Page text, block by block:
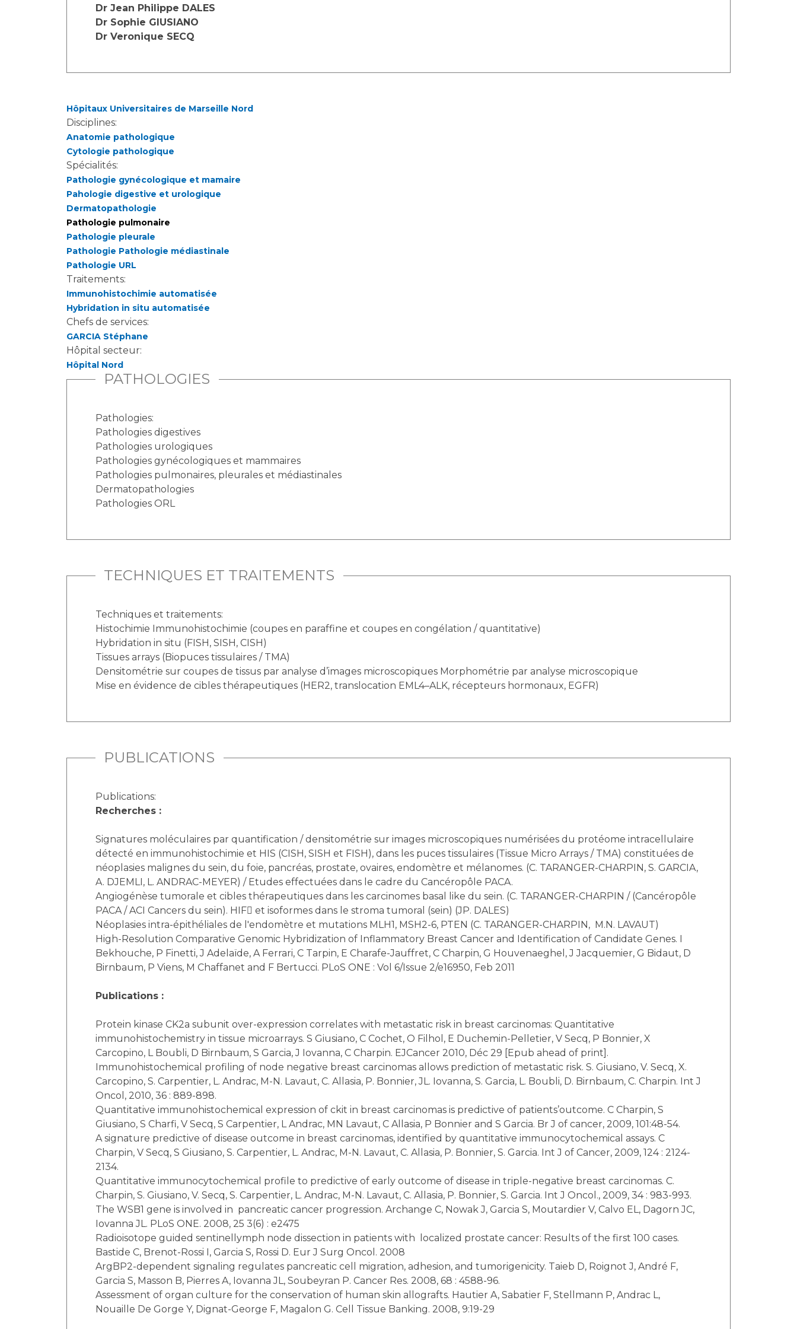
Laïcité et cultes
Les associations
Livret d'accueil
Transports sanitaires
Les structures de recherche
Dr Jean Philippe DALES
Dr Sophie GIUSIANO
Dr Veronique SECQ
Hôpitaux Universitaires de Marseille Nord
Disciplines:
Anatomie pathologique
Cytologie pathologique
Spécialités:
Pathologie gynécologique et mamaire
Pahologie digestive et urologique
Dermatopathologie
Pathologie pulmonaire
Pathologie pleurale
Pathologie Pathologie médiastinale
Pathologie URL
Traitements:
Immunohistochimie automatisée
Hybridation in situ automatisée
Chefs de services:
GARCIA Stéphane
Hôpital secteur:
Hôpital Nord
PATHOLOGIES
Pathologies:
Pathologies digestives
Pathologies urologiques
Pathologies gynécologiques et mammaires
Pathologies pulmonaires, pleurales et médiastinales
Dermatopathologies
Pathologies ORL
TECHNIQUES ET TRAITEMENTS
Techniques et traitements:
Histochimie Immunohistochimie (coupes en paraffine et coupes en congélation / quantitative)
Hybridation in situ (FISH, SISH, CISH)
Tissues arrays (Biopuces tissulaires / TMA)
Densitométrie sur coupes de tissus par analyse d’images microscopiques Morphométrie par analyse microscopique
Mise en évidence de cibles thérapeutiques (HER2, translocation EML4–ALK, récepteurs hormonaux, EGFR)
PUBLICATIONS
Publications:
Recherches :
Signatures moléculaires par quantification / densitométrie sur images microscopiques numérisées du protéome intracellulaire
détecté en immunohistochimie et HIS (CISH, SISH et FISH), dans les puces tissulaires (Tissue Micro Arrays / TMA) constituées de
néoplasies malignes du sein, du foie, pancréas, prostate, ovaires, endomètre et mélanomes. (C. TARANGER-CHARPIN, S. GARCIA,
A. DJEMLI, L. ANDRAC-MEYER) / Etudes effectuées dans le cadre du Cancéropôle PACA.
Angiogénèse tumorale et cibles thérapeutiques dans les carcinomes basal like du sein. (C. TARANGER-CHARPIN / (Cancéropôle
PACA / ACI Cancers du sein). HIF et isoformes dans le stroma tumoral (sein) (JP. DALES)
Néoplasies intra-épithéliales de l'endomètre et mutations MLH1, MSH2-6, PTEN (C. TARANGER-CHARPIN, M.N. LAVAUT)
High-Resolution Comparative Genomic Hybridization of Inflammatory Breast Cancer and Identification of Candidate Genes. I
Bekhouche, P Finetti, J Adelaïde, A Ferrari, C Tarpin, E Charafe-Jauffret, C Charpin, G Houvenaeghel, J Jacquemier, G Bidaut, D
Birnbaum, P Viens, M Chaffanet and F Bertucci. PLoS ONE : Vol 6/Issue 2/e16950, Feb 2011
Publications :
Protein kinase CK2a subunit over-expression correlates with metastatic risk in breast carcinomas: Quantitative
immunohistochemistry in tissue microarrays. S Giusiano, C Cochet, O Filhol, E Duchemin-Pelletier, V Secq, P Bonnier, X
Carcopino, L Boubli, D Birnbaum, S Garcia, J Iovanna, C Charpin. EJCancer 2010, Déc 29 [Epub ahead of print].
Immunohistochemical profiling of node negative breast carcinomas allows prediction of metastatic risk. S. Giusiano, V. Secq, X.
Carcopino, S. Carpentier, L. Andrac, M-N. Lavaut, C. Allasia, P. Bonnier, JL. Iovanna, S. Garcia, L. Boubli, D. Birnbaum, C. Charpin. Int J
Oncol, 2010, 36 : 889-898.
Quantitative immunohistochemical expression of ckit in breast carcinomas is predictive of patients’outcome. C Charpin, S
Giusiano, S Charfi, V Secq, S Carpentier, L Andrac, MN Lavaut, C Allasia, P Bonnier and S Garcia. Br J of cancer, 2009, 101:48-54.
A signature predictive of disease outcome in breast carcinomas, identified by quantitative immunocytochemical assays. C
Charpin, V Secq, S Giusiano, S. Carpentier, L. Andrac, M-N. Lavaut, C. Allasia, P. Bonnier, S. Garcia. Int J of Cancer, 2009, 124 : 2124-
2134.
Quantitative immunocytochemical profile to predictive of early outcome of disease in triple-negative breast carcinomas. C.
Charpin, S. Giusiano, V. Secq, S. Carpentier, L. Andrac, M-N. Lavaut, C. Allasia, P. Bonnier, S. Garcia. Int J Oncol., 2009, 34 : 983-993.
The WSB1 gene is involved in pancreatic cancer progression. Archange C, Nowak J, Garcia S, Moutardier V, Calvo EL, Dagorn JC,
Iovanna JL. PLoS ONE. 2008, 25 3(6) : e2475
Radioisotope guided sentinellymph node dissection in patients with localized prostate cancer: Results of the first 100 cases.
Bastide C, Brenot-Rossi I, Garcia S, Rossi D. Eur J Surg Oncol. 2008
ArgBP2-dependent signaling regulates pancreatic cell migration, adhesion, and tumorigenicity. Taieb D, Roignot J, André F,
Garcia S, Masson B, Pierres A, Iovanna JL, Soubeyran P. Cancer Res. 2008, 68 : 4588-96.
Assessment of organ culture for the conservation of human skin allografts. Hautier A, Sabatier F, Stellmann P, Andrac L,
Nouaille De Gorge Y, Dignat-George F, Magalon G. Cell Tissue Banking. 2008, 9:19-29